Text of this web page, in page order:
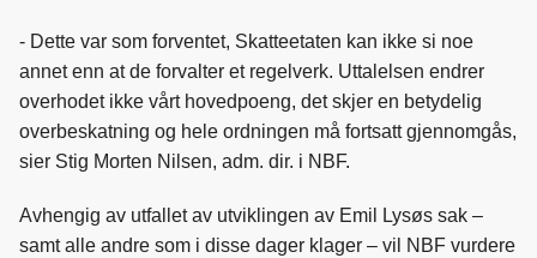
k
n
- Dette var som forventet, Skatteetaten kan ikke si noe
annet enn at de forvalter et regelverk. Uttalelsen endrer
overhodet ikke vårt hovedpoeng, det skjer en betydelig
overbeskatning og hele ordningen må fortsatt gjennomgås,
sier Stig Morten Nilsen, adm. dir. i NBF.
Avhengig av utfallet av utviklingen av Emil Lysøs sak –
samt alle andre som i disse dager klager – vil NBF vurdere